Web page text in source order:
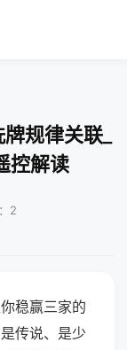
规律关联_
控解读
2
稳赢三家的
传说、是少